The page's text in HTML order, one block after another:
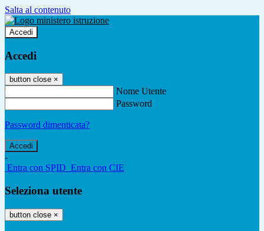
Salta al contenuto
Accedi
Accedi
button close ×
Nome Utente
Password
Password dimenticata?
-
Entra con SPID Entra con CIE
Seleziona utente
button close ×